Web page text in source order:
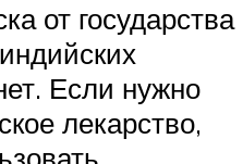
от государства
Если нужно
лекарство,